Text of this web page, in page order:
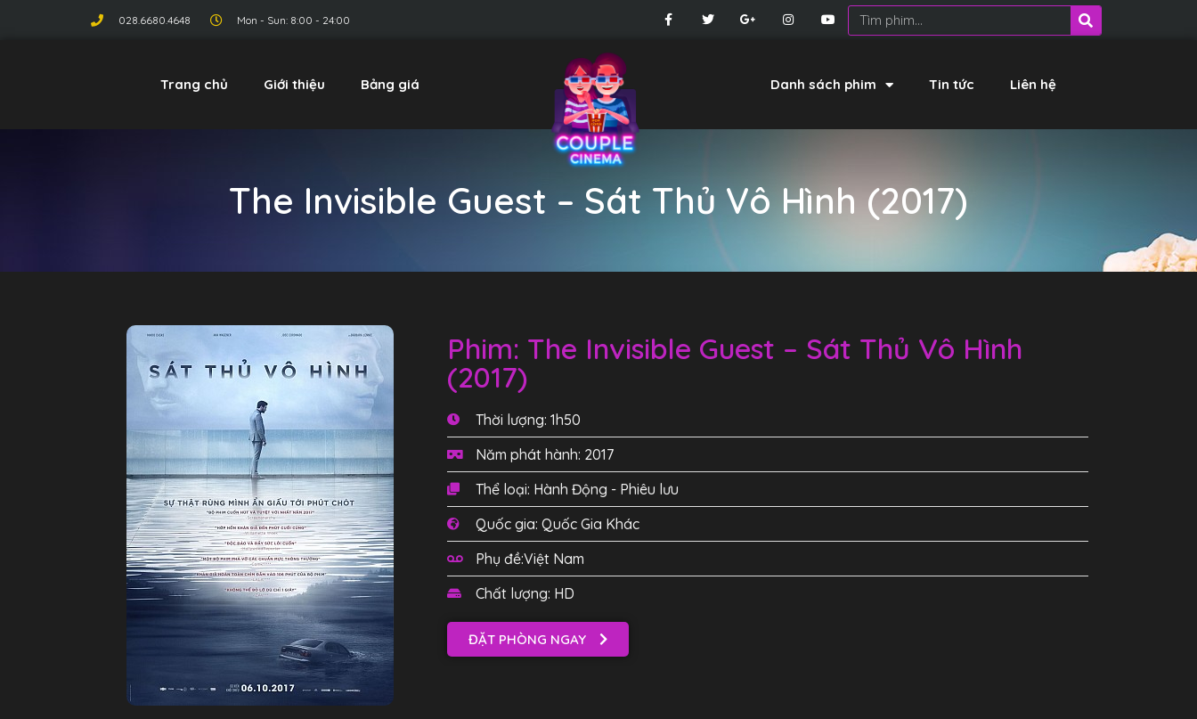
028.6680.4648 Mon - Sun: 8:00 - 24:00
Trang chủ Giới thiệu Bảng giá Danh sách phim Tin tức Liên hệ
The Invisible Guest – Sát Thủ Vô Hình (2017)
Phim: The Invisible Guest – Sát Thủ Vô Hình
(2017)
Thời lượng: 1h50
Năm phát hành: 2017
Thể loại: Hành Động - Phiêu lưu
Quốc gia: Quốc Gia Khác
Phụ đề:Việt Nam
Chất lượng: HD
ĐẶT PHÒNG NGAY